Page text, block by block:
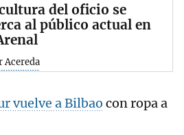
del oficio se
al público actual en
Acereda
vuelve a Bilbao con ropa a